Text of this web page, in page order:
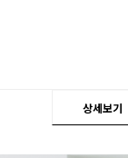
상세보기